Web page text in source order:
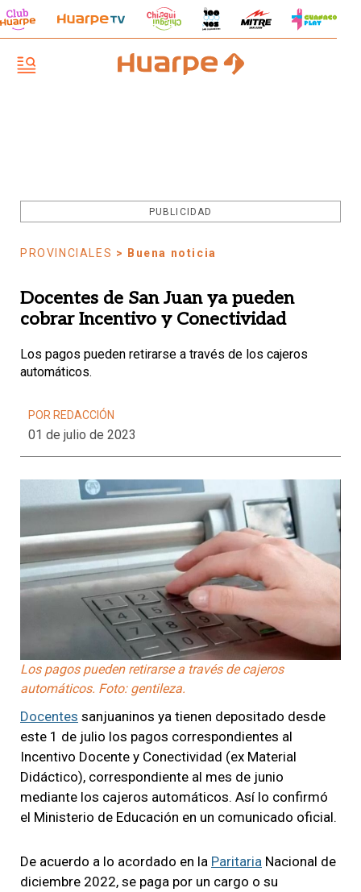
PUBLICIDAD
PROVINCIALES > Buena noticia
Docentes de San Juan ya pueden
cobrar Incentivo y Conectividad
Los pagos pueden retirarse a través de los cajeros
automáticos.
POR REDACCIÓN
01 de julio de 2023
Los pagos pueden retirarse a través de cajeros
automáticos. Foto: gentileza.
Docentes sanjuaninos ya tienen depositado desde
este 1 de julio los pagos correspondientes al
Incentivo Docente y Conectividad (ex Material
Didáctico), correspondiente al mes de junio
mediante los cajeros automáticos. Así lo confirmó
el Ministerio de Educación en un comunicado oficial.
De acuerdo a lo acordado en la Paritaria Nacional de
diciembre 2022, se paga por un cargo o su